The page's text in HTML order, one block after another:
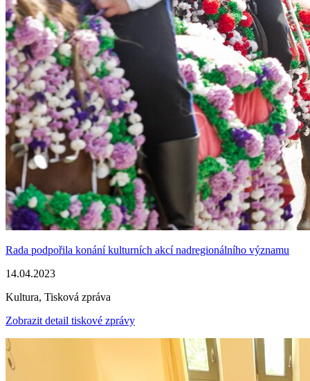
Rada podpořila konání kulturních akcí nadregionálního významu
14.04.2023
Kultura, Tisková zpráva
Zobrazit detail tiskové zprávy